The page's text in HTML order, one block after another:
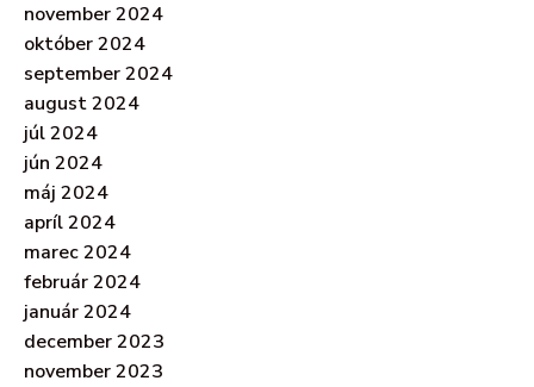
november 2024
október 2024
september 2024
august 2024
júl 2024
jún 2024
máj 2024
apríl 2024
marec 2024
február 2024
január 2024
december 2023
november 2023